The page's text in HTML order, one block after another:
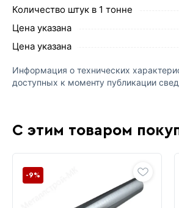
Количество штук в 1 тонне
Цена указана
Цена указана
Информация о технических
доступных к моменту публикации
С этим товаром
-9%